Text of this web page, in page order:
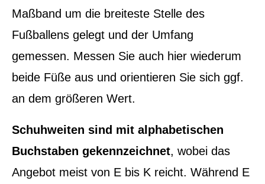
Maßband um die breiteste Stelle des
Fußballens gelegt und der Umfang
gemessen. Messen Sie auch hier wiederum
beide Füße aus und orientieren Sie sich ggf.
an dem größeren Wert.
Schuhweiten sind mit alphabetischen
Buchstaben gekennzeichnet, wobei das
Angebot meist von E bis K reicht. Während E